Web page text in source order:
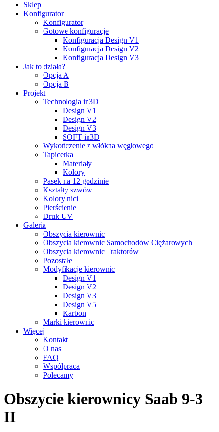
Sklep
Konfigurator
Konfigurator
Gotowe konfiguracje
Konfiguracja Design V1
Konfiguracja Design V2
Konfiguracja Design V3
Jak to działa?
Opcja A
Opcja B
Projekt
Technologia in3D
Design V1
Design V2
Design V3
SOFT in3D
Wykończenie z włókna węglowego
Tapicerka
Materiały
Kolory
Pasek na 12 godzinie
Kształty szwów
Kolory nici
Pierścienie
Druk UV
Galeria
Obszycia kierownic
Obszycia kierownic Samochodów Ciężarowych
Obszycia kierownic Traktorów
Pozostałe
Modyfikacje kierownic
Design V1
Design V2
Design V3
Design V5
Karbon
Marki kierownic
Więcej
Kontakt
O nas
FAQ
Współpraca
Polecamy
Obszycie kierownicy Saab 9-3
II